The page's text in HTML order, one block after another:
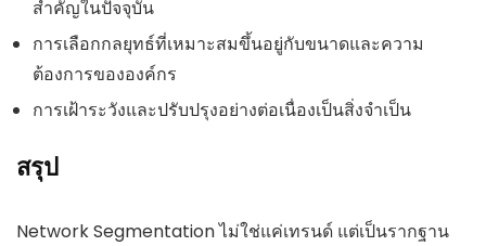
สำคัญในปัจจุบัน
การเลือกกลยุทธ์ที่เหมาะสมขึ้นอยู่กับขนาดและความ
ต้องการขององค์กร
การเฝ้าระวังและปรับปรุงอย่างต่อเนื่องเป็นสิ่งจำเป็น
สรุป
Network Segmentation ไม่ใช่แค่เทรนด์ แต่เป็นรากฐาน